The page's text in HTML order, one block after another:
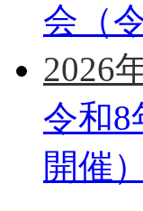
会（
2026
令和8
開催）